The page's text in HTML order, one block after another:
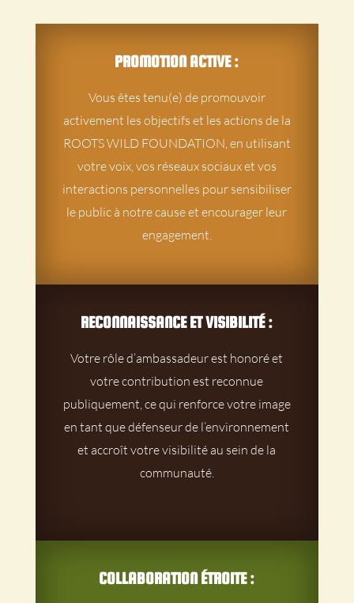
PROMOTION ACTIVE :
Vous êtes tenu(e) de promouvoir
activement les objectifs et les actions de la
ROOTS WILD FOUNDATION, en utilisant
votre voix, vos réseaux sociaux et vos
interactions personnelles pour sensibiliser
le public à notre cause et encourager leur
engagement.
RECONNAISSANCE ET VISIBILITÉ :
Votre rôle d’ambassadeur est honoré et
votre contribution est reconnue
publiquement, ce qui renforce votre image
en tant que défenseur de l’environnement
et accroît votre visibilité au sein de la
communauté.
COLLABORATION ÉTROITE :